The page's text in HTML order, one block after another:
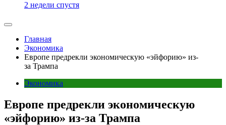
2 недели спустя
Главная
Экономика
Европе предрекли экономическую «эйфорию» из-
за Трампа
Экономика
Европе предрекли экономическую
«эйфорию» из-за Трампа